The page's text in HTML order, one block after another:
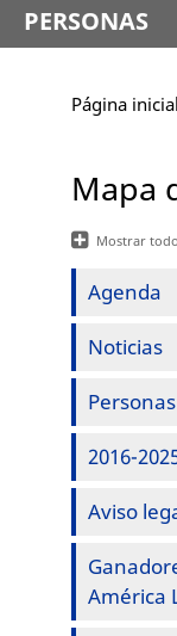
PERSONAS
Página inicial
Mapa
Mostrar todo
Agenda
Noticias
Personas
2016-
Aviso
América